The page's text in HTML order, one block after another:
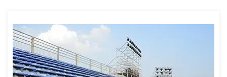
carpa para eventos de 20x30 de HY Tent está
diseñada a medida para eventos de moda,
resolviendo los desafíos específicos de la
industria y mejorando la experiencia general del
evento para organizadores, marcas y asistentes.